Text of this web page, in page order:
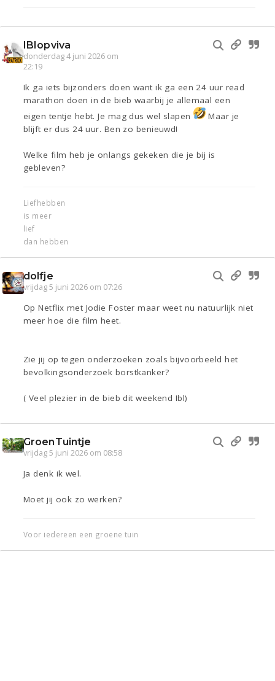
IBIopviva
donderdag 4 juni 2026 om
22:19
Ik ga iets bijzonders doen want ik ga een 24 uur read
marathon doen in de bieb waarbij je allemaal een
eigen tentje hebt. Je mag dus wel slapen
Maar je
blijft er dus 24 uur. Ben zo benieuwd!
Welke film heb je onlangs gekeken die je bij is
gebleven?
Liefhebben
is meer
lief
dan hebben
dolfje
vrijdag 5 juni 2026 om 07:26
Op Netflix met Jodie Foster maar weet nu natuurlijk niet
meer hoe die film heet.
Zie jij op tegen onderzoeken zoals bijvoorbeeld het
bevolkingsonderzoek borstkanker?
( Veel plezier in de bieb dit weekend Ibl)
GroenTuintje
vrijdag 5 juni 2026 om 08:58
Ja denk ik wel.
Moet jij ook zo werken?
Voor iedereen een groene tuin